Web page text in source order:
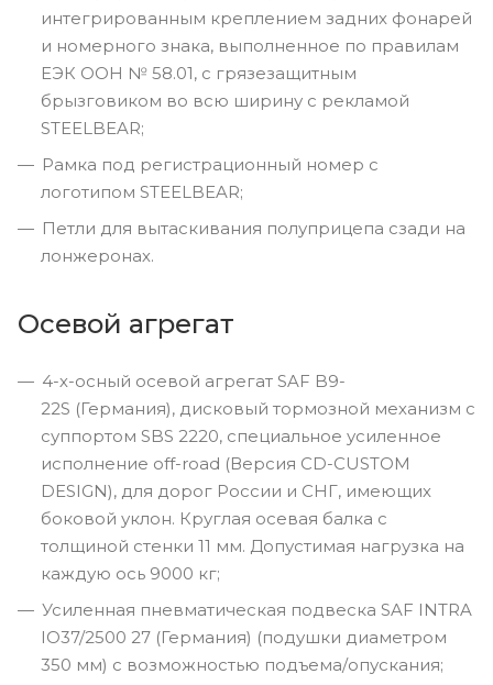
интегрированным креплением задних фонарей
и номерного знака, выполненное по правилам
ЕЭК ООН № 58.01, с грязезащитным
брызговиком во всю ширину с рекламой
STEELBEAR;
Рамка под регистрационный номер с
логотипом STEELBEAR;
Петли для вытаскивания полуприцепа сзади на
лонжеронах.
Осевой агрегат
4-х-осный осевой агрегат SAF B9-
22S (Германия), дисковый тормозной механизм с
суппортом SBS 2220, специальное усиленное
исполнение off-road (Версия CD-CUSTOM
DESIGN), для дорог России и СНГ, имеющих
боковой уклон. Круглая осевая балка с
толщиной стенки 11 мм. Допустимая нагрузка на
каждую ось 9000 кг;
Усиленная пневматическая подвеска SAF INTRA
IO37/2500 27 (Германия) (подушки диаметром
350 мм) с возможностью подъема/опускания;